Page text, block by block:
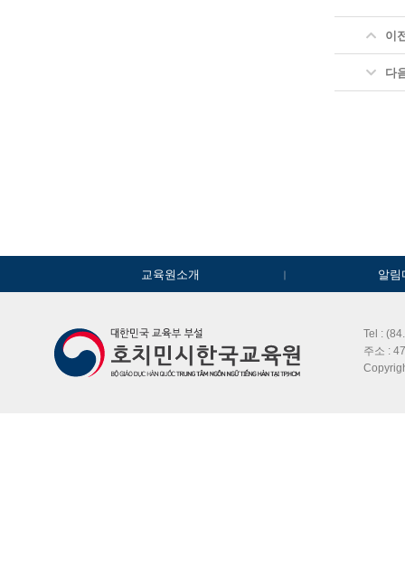
이
다
교육원소개 알림
Tel :
주소 :